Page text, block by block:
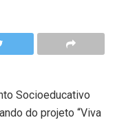
Socioeducativo
do projeto “Viva